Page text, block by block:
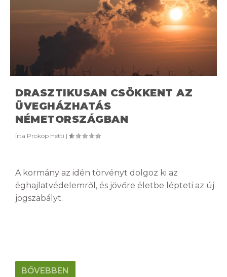
DRASZTIKUSAN CSÖKKENT AZ
ÜVEGHÁZHATÁS
NÉMETORSZÁGBAN
Írta Prokop Hetti |
A kormány az idén törvényt dolgoz ki az
éghajlatvédelemről, és jövőre életbe lépteti az új
jogszabályt.
BŐVEBBEN